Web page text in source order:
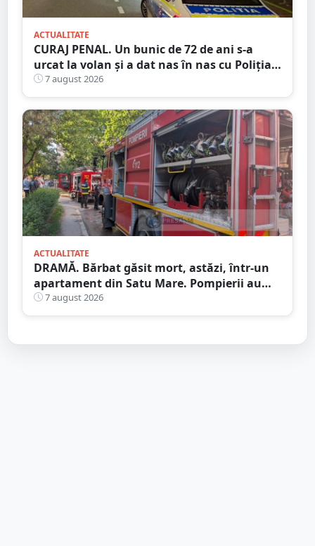
ACTUALITATE
CURAJ PENAL. Un bunic de 72 de ani s-a
urcat la volan și a dat nas în nas cu Poliția
Satu Mare
7 august 2026
ACTUALITATE
DRAMĂ. Bărbat găsit mort, astăzi, într-un
apartament din Satu Mare. Pompierii au
spart ușa
7 august 2026